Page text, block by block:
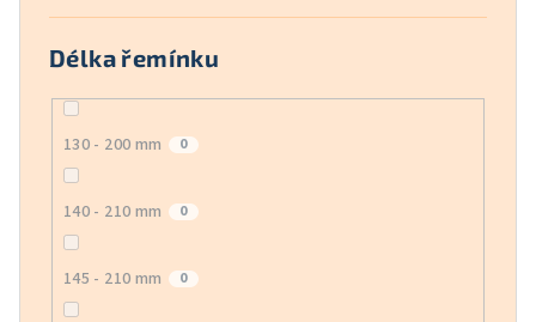
Délka řemínku
130 - 200 mm 0
140 - 210 mm 0
145 - 210 mm 0